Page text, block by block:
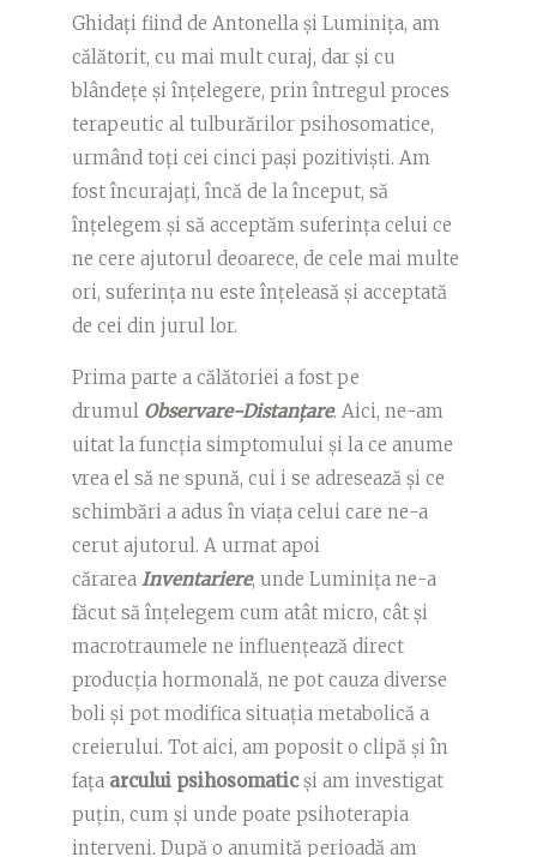
Ghidați fiind de Antonella și Luminița, am
călătorit, cu mai mult curaj, dar și cu
blândețe și înțelegere, prin întregul proces
terapeutic al tulburărilor psihosomatice,
urmând toți cei cinci pași pozitiviști. Am
fost încurajați, încă de la început, să
înțelegem și să acceptăm suferința celui ce
ne cere ajutorul deoarece, de cele mai multe
ori, suferința nu este înțeleasă și acceptată
de cei din jurul lor.
Prima parte a călătoriei a fost pe
drumul Observare-Distanțare. Aici, ne-am
uitat la funcția simptomului și la ce anume
vrea el să ne spună, cui i se adresează și ce
schimbări a adus în viața celui care ne-a
cerut ajutorul. A urmat apoi
cărarea Inventariere, unde Luminița ne-a
făcut să înțelegem cum atât micro, cât și
macrotraumele ne influențează direct
producția hormonală, ne pot cauza diverse
boli și pot modifica situația metabolică a
creierului. Tot aici, am poposit o clipă și în
fața arcului psihosomaticși am investigat
puțin, cum și unde poate psihoterapia
interveni. După o anumită perioadă am